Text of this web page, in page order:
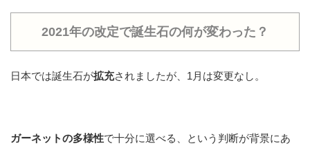
2021年の改定で誕生石の何が変わった？
日本では誕生石が拡充されましたが、1月は変更なし。
ガーネットの多様性で十分に選べる、という判断が背景にあ